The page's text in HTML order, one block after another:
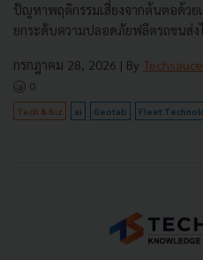
ปัญหาพฤติกรรมเสี่ยงจากต้นตอด้วย
ยกระดับความปลอดภัยฟลีตรถขนส่ง
กรกฎาคม 28, 2026 | By
0
Tech & Biz ai Geotab Fleet